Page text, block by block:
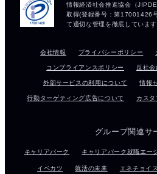
会社情報 プライバシーポリシー
コンプライアンスポリシー 反社
外部サービスの利用について 情報
行動ターゲティング広告について カス